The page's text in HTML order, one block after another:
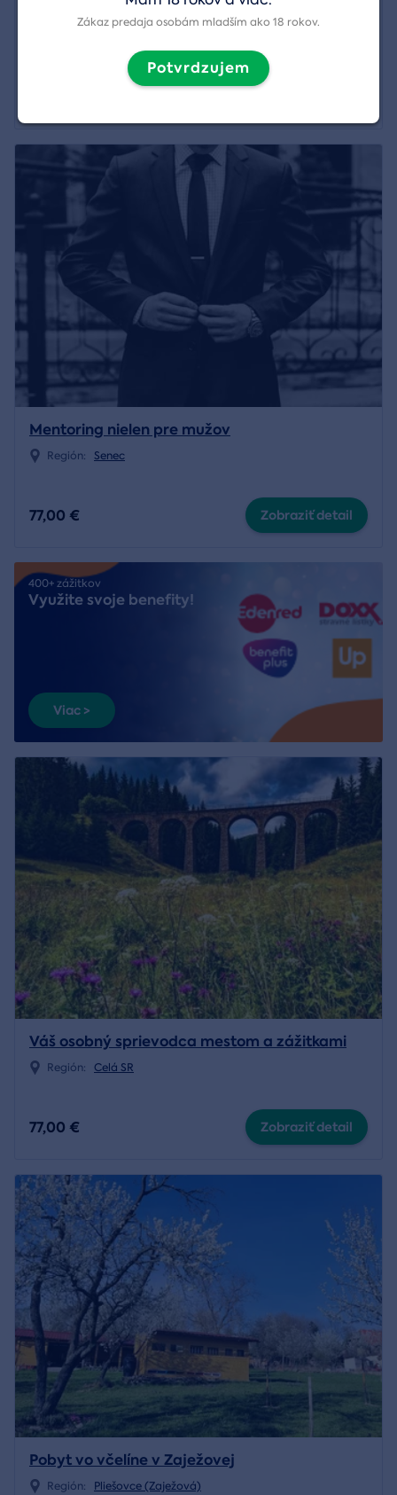
Spoločenský doprovod na akcie a aktivity
Mentoring nielen pre mužov
Región: Senec
77,00 € Zobraziť detail
400+ zážitkov
Využite svoje benefity!
Viac >
Váš osobný sprievodca mestom a zážitkami
Región: Celá SR
77,00 € Zobraziť detail
Pobyt vo včelíne v Zaježovej
Región: Pliešovce (Zaježová)
Zákaz predaja osobám mladším ako 18 rokov.
Potvrdzujem